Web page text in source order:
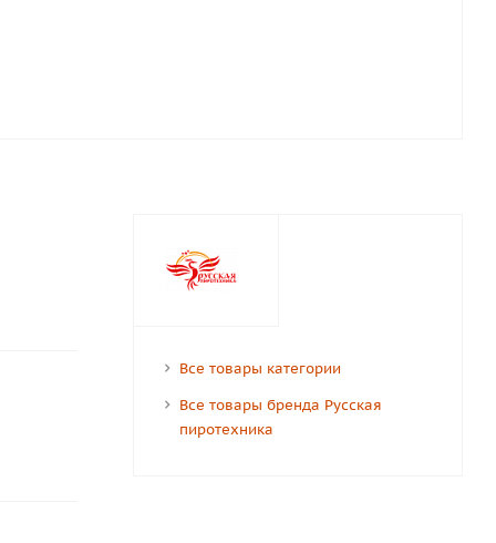
Все товары категории
Все товары бренда Русская
пиротехника